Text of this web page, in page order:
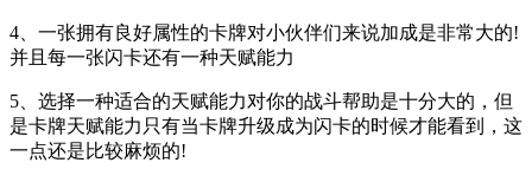
4、一张拥有良好属性的卡牌对小伙伴们来说加成是非常大的!
并且每一张闪卡还有一种天赋能力
5、选择一种适合的天赋能力对你的战斗帮助是十分大的，但
是卡牌天赋能力只有当卡牌升级成为闪卡的时候才能看到，这
一点还是比较麻烦的!